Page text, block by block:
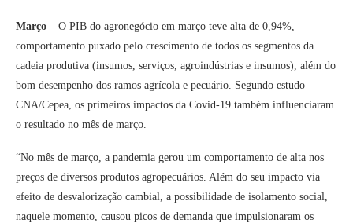
Março – O PIB do agronegócio em março teve alta de 0,94%,
comportamento puxado pelo crescimento de todos os segmentos da
cadeia produtiva (insumos, serviços, agroindústrias e insumos), além do
bom desempenho dos ramos agrícola e pecuário. Segundo estudo
CNA/Cepea, os primeiros impactos da Covid-19 também influenciaram
o resultado no mês de março.
“No mês de março, a pandemia gerou um comportamento de alta nos
preços de diversos produtos agropecuários. Além do seu impacto via
efeito de desvalorização cambial, a possibilidade de isolamento social,
naquele momento, causou picos de demanda que impulsionaram os